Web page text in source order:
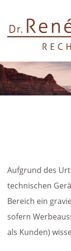
content
Aufgrund des
technischen
Bereich ein
sofern
als Kunden)